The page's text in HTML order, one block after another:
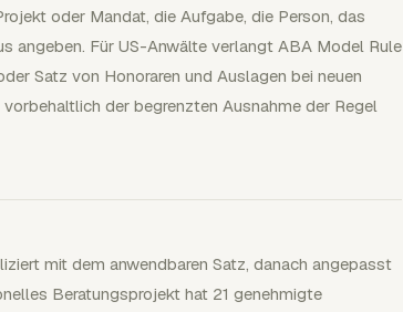
oder Mandat, die Aufgabe, die Person, das
angeben. Für US-Anwälte verlangt ABA Model Rule
Satz von Honoraren und Auslagen bei neuen
der begrenzten Ausnahme der Regel
mit dem anwendbaren Satz, danach angepasst
Beratungsprojekt hat 21 genehmigte